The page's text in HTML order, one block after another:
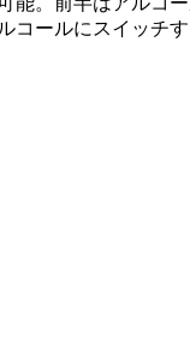
コールにスイッチ